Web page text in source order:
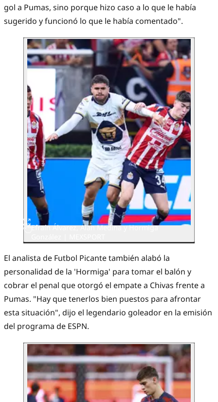
gol a Pumas, sino porque hizo caso a lo que le había
sugerido y funcionó lo que le había comentado".
Efraín Álvarez, Alan Medina y Hormiga
​El analista de Futbol Picante también alabó la
personalidad de la 'Hormiga' para tomar el balón y
cobrar el penal que otorgó el empate a Chivas frente a
Pumas. "Hay que tenerlos bien puestos para afrontar
esta situación", dijo el legendario goleador en la emisión
del programa de ESPN.